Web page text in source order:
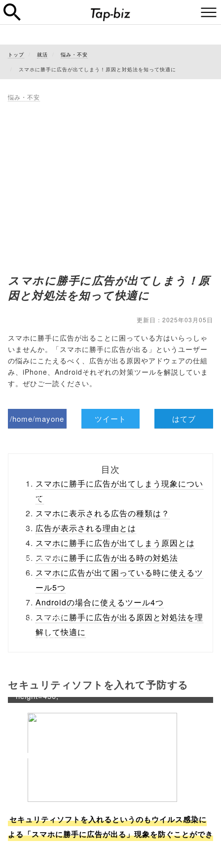
トップ 就活 悩み・不安
スマホに勝手に広告が出てしまう！原因と対処法を知って快適に
悩み・不安
スマホに勝手に広告が出てしまう！原
因と対処法を知って快適に
更新日：2025年03月05日
スマホに勝手に広告が出ることに困っている方はいらっしゃ
いませんか。「スマホに勝手に広告が出る」というユーザー
の悩みにこたえるべく、広告が出る原因やアドウェアの仕組
み、iPhone、Androidそれぞれの対策ツールを解説していま
す。ぜひご一読ください。
/home/mayone
content/themes
/tapbiz_theme/
parts/sns-
buttons.php on
line10
/1134036"
onclick="windo
w.open(this.hre
height=450,
menubar=no,
scrollbars=yes'
ツイート はてブ
目次
スマホに勝手に広告が出てしまう現象につい
て
スマホに表示される広告の種類は？
広告が表示される理由とは
スマホに勝手に広告が出てしまう原因とは
スマホに勝手に広告が出る時の対処法
スマホに広告が出て困っている時に使えるツ
ール5つ
Androidの場合に使えるツール4つ
スマホに勝手に広告が出る原因と対処法を理
解して快適に
セキュリティソフトを入れて予防する
セキュリティソフトを入れるというのもウイルス感染に
よる「スマホに勝手に広告が出る」現象を防ぐことができ